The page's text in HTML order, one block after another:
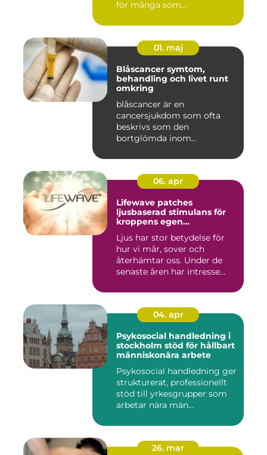
för många som...
01. maj
Blåscancer symtom,
behandling och livet runt
omkring
blåscancer är en
cancersjukdom som ofta
beskrivs som den
bortglömda inom
06. apr
Lifewave patches
ljusbaserad stimulans för
kroppens egen
Ljus har stor betydelse för
hur vi mår, sover och
återhämtar oss. Under de
senaste åren har intresse...
04. apr
Psykosocial handledning i
stockholm stöd för hållbart
människonära arbete
Psykosocial handledning ger
strukturerat, professionellt
stöd till yrkesgrupper som
arbetar nära män...
26. mar